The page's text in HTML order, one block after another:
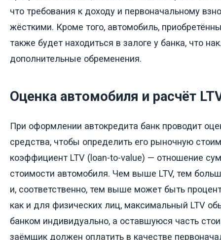
что требования к доходу и первоначальному
жёсткими. Кроме того, автомобиль,
также будет находиться в залоге у банка, что
дополнительные обременения.
Оценка автомобиля и расчёт
При оформлении автокредита банк проводит
средства, чтобы определить его рыночную
коэффициент LTV (loan-to-value) — отношение
стоимости автомобиля. Чем выше LTV, тем
и, соответственно, тем выше может быть
как и для физических лиц, максимальный LTV
банком индивидуально, а оставшуюся часть
заёмщик должен оплатить в качестве